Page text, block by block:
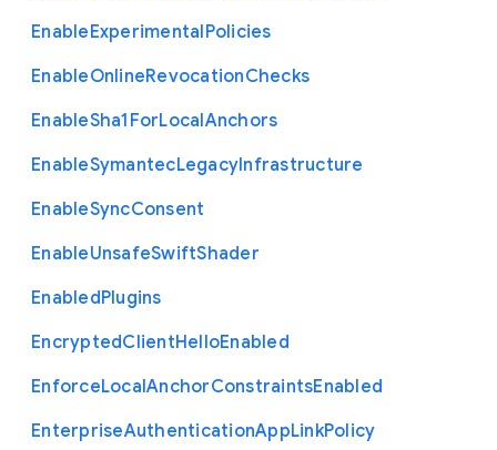
EnableExperimentalPolicies
EnableOnlineRevocationChecks
EnableSha1 ForLocalAnchors
EnableSymantecLegacyInfrastructure
EnableSyncConsent
EnableUnsafeSwiftShader
EnabledPlugins
EncryptedClientHelloEnabled
EnforceLocalAnchorConstraintsEnabled
EnterpriseAuthenticationAppLinkPolicy